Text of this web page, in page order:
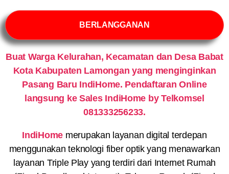
BERLANGGANAN
Buat Warga Kelurahan, Kecamatan dan Desa Babat
Kota Kabupaten Lamongan yang menginginkan
Pasang Baru IndiHome. Pendaftaran Online
langsung ke Sales IndiHome by Telkomsel
081333256233.
IndiHome merupakan layanan digital terdepan
menggunakan teknologi fiber optik yang menawarkan
layanan Triple Play yang terdiri dari Internet Rumah